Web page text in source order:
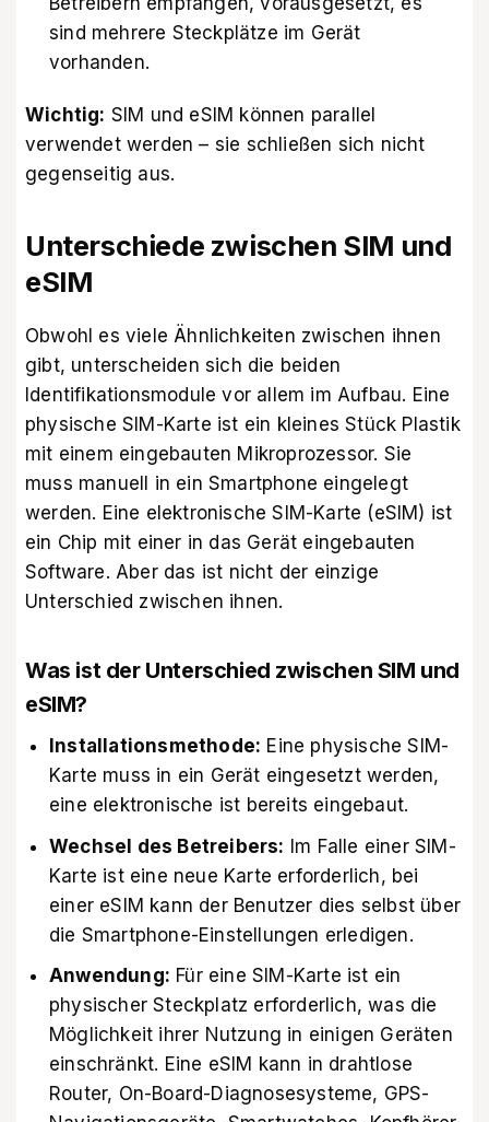
sind mehrere Steckplätze im Gerät
vorhanden.
Wichtig: SIM und eSIM können parallel
verwendet werden – sie schließen sich nicht
gegenseitig aus.
Unterschiede zwischen SIM und
eSIM
Obwohl es viele Ähnlichkeiten zwischen ihnen
gibt, unterscheiden sich die beiden
Identifikationsmodule vor allem im Aufbau. Eine
physische SIM-Karte ist ein kleines Stück Plastik
mit einem eingebauten Mikroprozessor. Sie
muss manuell in ein Smartphone eingelegt
werden. Eine elektronische SIM-Karte (eSIM) ist
ein Chip mit einer in das Gerät eingebauten
Software. Aber das ist nicht der einzige
Unterschied zwischen ihnen.
Was ist der Unterschied zwischen SIM und
eSIM?
Installationsmethode: Eine physische SIM-
Karte muss in ein Gerät eingesetzt werden,
eine elektronische ist bereits eingebaut.
Wechsel des Betreibers: Im Falle einer SIM-
Karte ist eine neue Karte erforderlich, bei
einer eSIM kann der Benutzer dies selbst über
die Smartphone-Einstellungen erledigen.
Anwendung: Für eine SIM-Karte ist ein
physischer Steckplatz erforderlich, was die
Möglichkeit ihrer Nutzung in einigen Geräten
einschränkt. Eine eSIM kann in drahtlose
Router, On-Board-Diagnosesysteme, GPS-